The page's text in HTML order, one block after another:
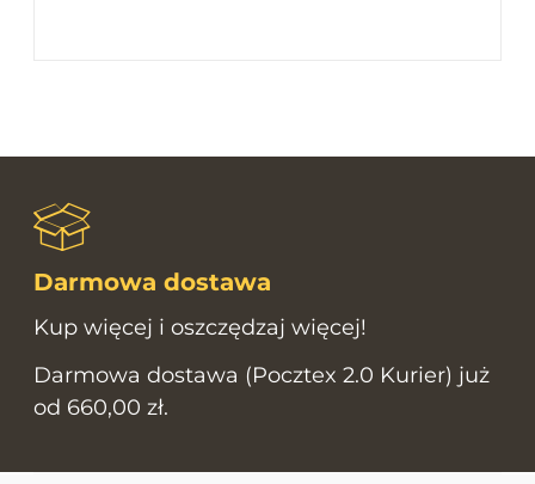
Darmowa dostawa
Kup więcej i oszczędzaj więcej!
Darmowa dostawa (Pocztex 2.0 Kurier) już
od 660,00 zł.